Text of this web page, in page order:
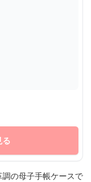
る
の母子手帳ケースで